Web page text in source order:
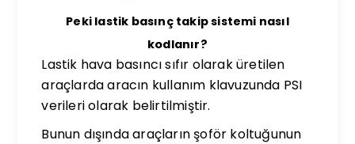
Peki lastik basınç takip sistemi nasıl
kodlanır?
Lastik hava basıncı sıfır olarak üretilen
araçlarda aracın kullanım klavuzunda PSI
verileri olarak belirtilmiştir.
Bunun dışında araçların şoför koltuğunun